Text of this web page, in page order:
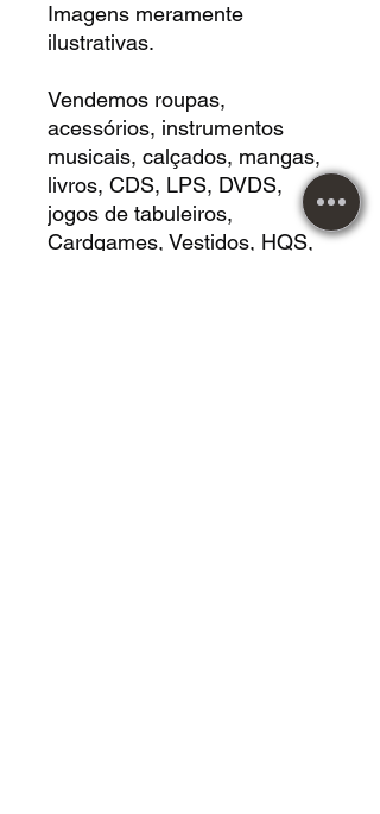
Imagens meramente
ilustrativas.
Vendemos roupas,
acessórios, instrumentos
musicais, calçados, mangas,
livros, CDS, LPS, DVDS,
jogos de tabuleiros,
Cardgames, Vestidos, HQS,